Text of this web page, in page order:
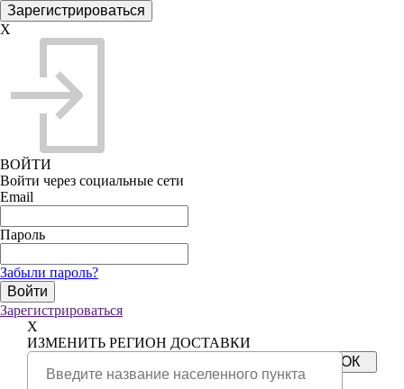
X
ВОЙТИ
Войти через социальные сети
Email
Пароль
Забыли пароль?
Зарегистрироваться
X
ИЗМЕНИТЬ РЕГИОН ДОСТАВКИ